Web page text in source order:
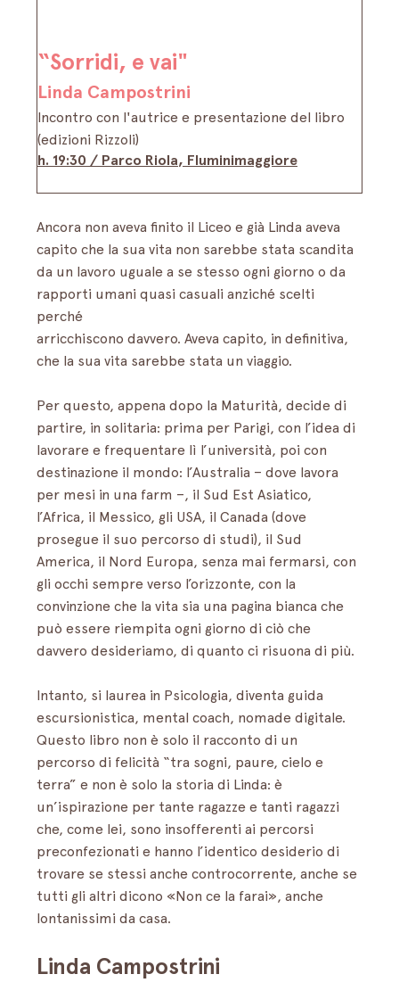
“Sorridi, e vai"
Linda Campostrini
Incontro con l'autrice e presentazione del libro
(edizioni Rizzoli)
h. 19:30 / Parco Riola, Fluminimaggiore
Ancora non aveva finito il Liceo e già Linda aveva
capito che la sua vita non sarebbe stata scandita
da un lavoro uguale a se stesso ogni giorno o da
rapporti umani quasi casuali anziché scelti
perché
arricchiscono davvero. Aveva capito, in definitiva,
che la sua vita sarebbe stata un viaggio.
Per questo, appena dopo la Maturità, decide di
partire, in solitaria: prima per Parigi, con l’idea di
lavorare e frequentare lì l’università, poi con
destinazione il mondo: l’Australia – dove lavora
per mesi in una farm –, il Sud Est Asiatico,
l’Africa, il Messico, gli USA, il Canada (dove
prosegue il suo percorso di studi), il Sud
America, il Nord Europa, senza mai fermarsi, con
gli occhi sempre verso l’orizzonte, con la
convinzione che la vita sia una pagina bianca che
può essere riempita ogni giorno di ciò che
davvero desideriamo, di quanto ci risuona di più.
Intanto, si laurea in Psicologia, diventa guida
escursionistica, mental coach, nomade digitale.
Questo libro non è solo il racconto di un
percorso di felicità “tra sogni, paure, cielo e
terra” e non è solo la storia di Linda: è
un’ispirazione per tante ragazze e tanti ragazzi
che, come lei, sono insofferenti ai percorsi
preconfezionati e hanno l’identico desiderio di
trovare se stessi anche controcorrente, anche se
tutti gli altri dicono «Non ce la farai», anche
lontanissimi da casa.
Linda Campostrini